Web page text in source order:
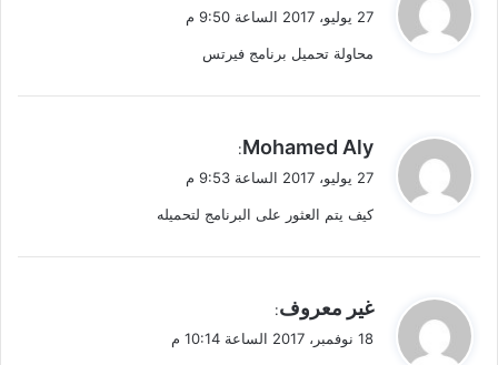
ق
ل
27 يوليو، 2017 الساعة 9:50 م
محاولة تحميل برنامج فيرتس
ي
ق
ل
Mohamed Aly
:
27 يوليو، 2017 الساعة 9:53 م
كيف يتم العثور على البرنامج لتحميله
ي
ق
غير معروف:
18 نوفمبر، 2017 الساعة 10:14 م